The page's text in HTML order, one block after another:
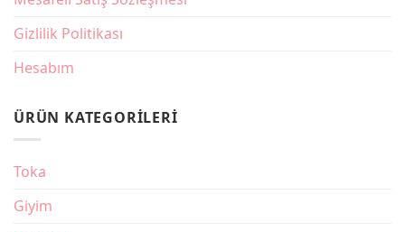
Gizlilik Politikası
Hesabım
ÜRÜN KATEGORILERI
Toka
Giyim